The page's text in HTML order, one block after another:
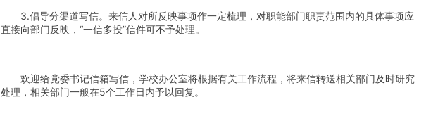
3.倡导分渠道写信。来信人对所反映事项作一定梳理，对职能部门职责范围内的具体事项应
直接向部门反映，“一信多投”信件可不予处理。
欢迎给党委书记信箱写信，学校办公室将根据有关工作流程，将来信转送相关部门及时研究
处理，相关部门一般在5个工作日内予以回复。